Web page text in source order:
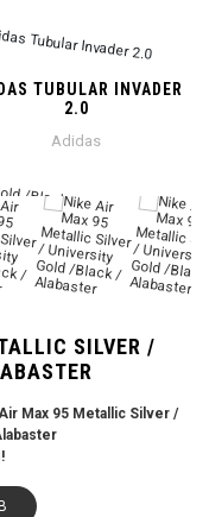
TUBULAR INVADER
2.0
Adidas
SILVER /
Max 95 Metallic Silver /